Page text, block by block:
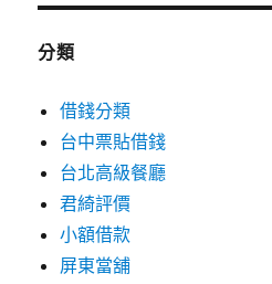
分類
借錢分類
台中票貼借錢
台北高級餐廳
君綺評價
小額借款
屏東當舖